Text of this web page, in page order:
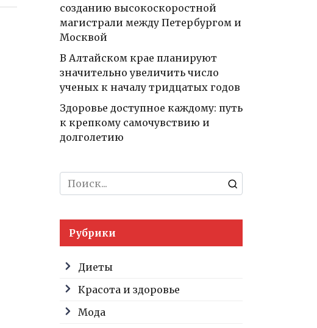
созданию высокоскоростной
магистрали между Петербургом и
Москвой
В Алтайском крае планируют
значительно увеличить число
ученых к началу тридцатых годов
Здоровье доступное каждому: путь
к крепкому самочувствию и
долголетию
Search
for:
Рубрики
Диеты
Красота и здоровье
Мода